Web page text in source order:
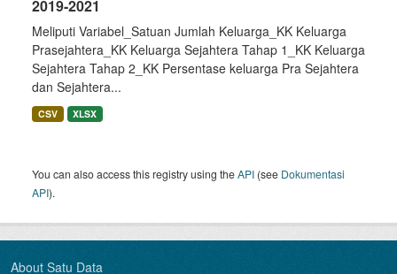
2019-2021
Meliputi Variabel_Satuan Jumlah Keluarga_KK Keluarga
Prasejahtera_KK Keluarga Sejahtera Tahap 1_KK Keluarga
Sejahtera Tahap 2_KK Persentase keluarga Pra Sejahtera
dan Sejahtera...
CSV XLSX
You can also access this registry using theAPI (see Dokumentasi
API).
About Satu Data